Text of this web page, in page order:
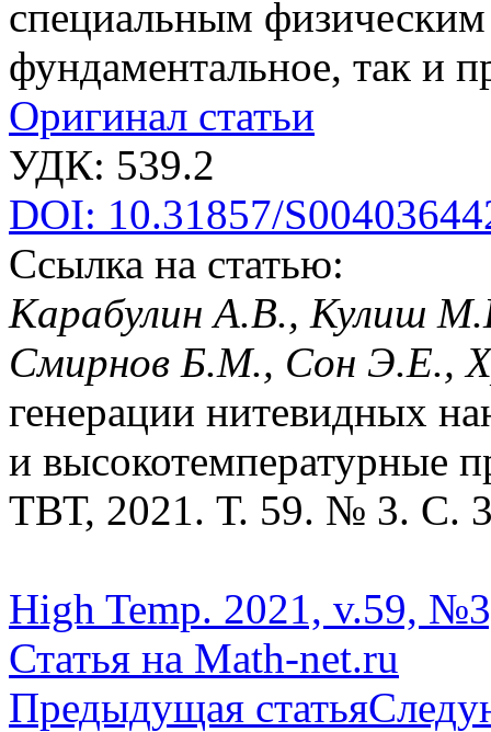
специальным
фундаментальное, так и
Оригинал статьи
УДК: 539.2
DOI: 10.31857/
Ссылка на статью:
Карабулин А.В., Кулиш
Смирнов Б.М., Сон Э.Е.,
генерации нитевидных
и высокотемпературные
ТВТ, 2021. Т. 59. № 3. С.
High Temp. 2021, v.59,
Статья на Math-net.ru
Предыдущая статья